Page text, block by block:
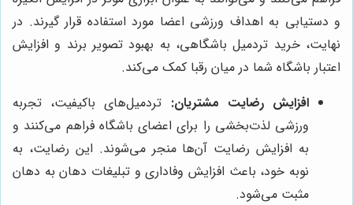
و دستیابی به اهداف ورزشی اعضا مورد استفاده قرار گیرند. در
نهایت، خرید تردمیل باشگاهی، به بهبود تصویر برند و افزایش
اعتبار باشگاه شما در میان رقبا کمک می‌کند.
افزایش رضایت مشتریان: تردمیل‌های باکیفیت، تجربه
ورزشی لذت‌بخشی را برای اعضای باشگاه فراهم می‌کنند و
به افزایش رضایت آن‌ها منجر می‌شوند. این رضایت، به
نوبه خود، باعث افزایش وفاداری و تبلیغات دهان به دهان
مثبت می‌شود.